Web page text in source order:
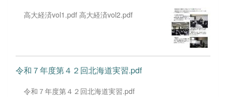
高大経済vol1.pdf 高大経済vol2.pdf
令和７年度第４２回北海道実習.pdf
令和７年度第４２回北海道実習.pdf